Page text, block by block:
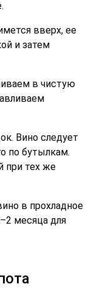
вверх, ее
и затем
в чистую
Вино следует
по бутылкам.
при тех же
в прохладное
месяца для